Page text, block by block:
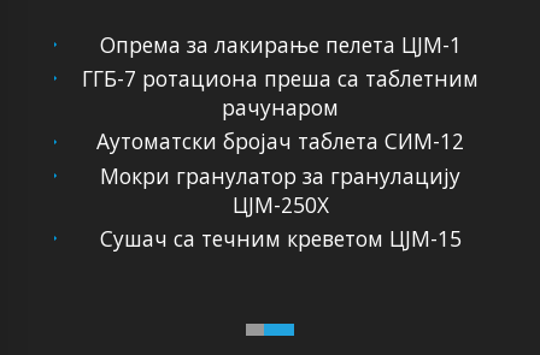
Опрема за лакирање пелета ЦЈМ-1
ГГБ-7 ротациона преша са таблетним
рачунаром
Аутоматски бројач таблета СИМ-12
Мокри гранулатор за гранулацију
ЦЈМ-250Х
Сушач са течним креветом ЦЈМ-15